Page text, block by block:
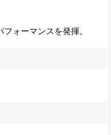
ォーマンスを発揮。